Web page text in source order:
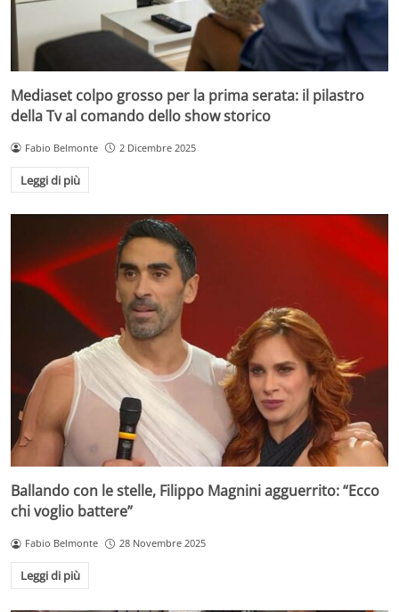
Mediaset colpo grosso per la prima serata: il pilastro
della Tv al comando dello show storico
Fabio Belmonte 2 Dicembre 2025
Leggi di più
Ballando con le stelle, Filippo Magnini agguerrito: “Ecco
chi voglio battere”
Fabio Belmonte 28 Novembre 2025
Leggi di più